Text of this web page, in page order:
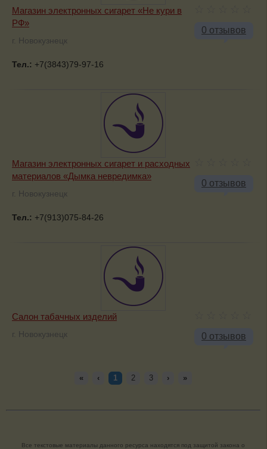
0 отзывов
Магазин электронных сигарет «Не кури в
РФ»
г. Новокузнецк
Тел.: +7(3843)79-97-16
0 отзывов
Магазин электронных сигарет и расходных
материалов «Дымка невредимка»
г. Новокузнецк
Тел.: +7(913)075-84-26
0 отзывов
Салон табачных изделий
г. Новокузнецк
« ‹ 1 2 3 › »
Все текстовые материалы данного ресурса находятся под защитой закона о